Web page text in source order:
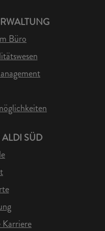
Büro
SÜD